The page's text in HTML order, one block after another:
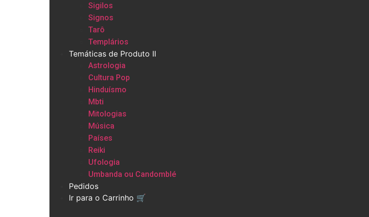
Sigilos
Signos
Tarô
Templários
Temáticas de Produto II
Astrologia
Cultura Pop
Hinduísmo
Mbti
Mitologias
Música
Países
Reiki
Ufologia
Umbanda ou Candomblé
Pedidos
Ir para o Carrinho 🛒